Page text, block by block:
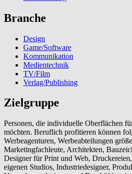
Branche
Design
Game/Software
Kommunikation
Medientechnik
TV/Film
Verlag/Publishing
Zielgruppe
Personen, die individuelle Oberflächen
möchten. Beruflich profitieren können
Werbeagenturen, Werbeabteilungen
Marketingfachleute, Architekten,
Designer für Print und Web,
eigenen Studios, Industriedesigner,